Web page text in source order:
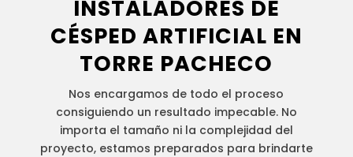
INSTALADORES DE
CÉSPED ARTIFICIAL EN
TORRE PACHECO
Nos encargamos de todo el proceso
consiguiendo un resultado impecable. No
importa el tamaño ni la complejidad del
proyecto, estamos preparados para brindarte